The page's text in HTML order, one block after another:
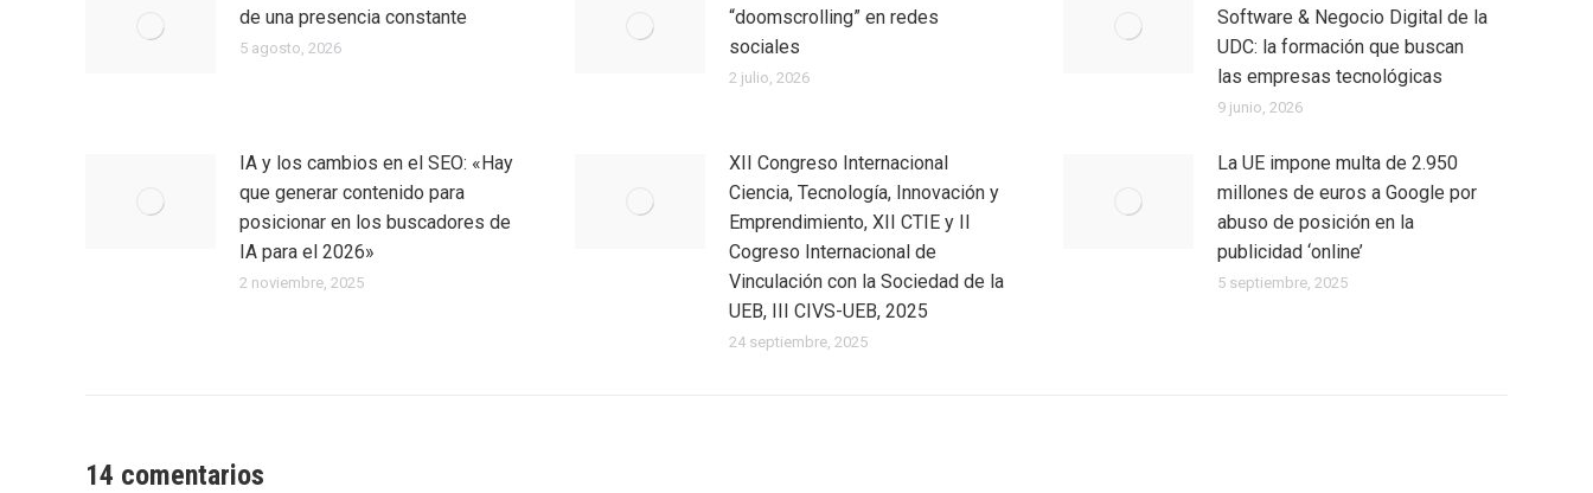
de una presencia constante
5 agosto, 2026
“doomscrolling” en redes
sociales
2 julio, 2026
Software & Negocio Digital de la
UDC: la formación que buscan
las empresas tecnológicas
9 junio, 2026
IA y los cambios en el SEO: «Hay
que generar contenido para
posicionar en los buscadores de
IA para el 2026»
2 noviembre, 2025
XII Congreso Internacional
Ciencia, Tecnología, Innovación y
Emprendimiento, XII CTIE y II
Cogreso Internacional de
Vinculación con la Sociedad de la
UEB, III CIVS-UEB, 2025
24 septiembre, 2025
La UE impone multa de 2.950
millones de euros a Google por
abuso de posición en la
publicidad ‘online’
5 septiembre, 2025
14 comentarios